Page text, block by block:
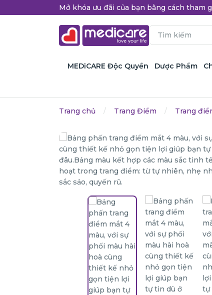
Mở khóa ưu đãi của bạn bằng cách tham
MEDiCARE Độc Quyền Dược Phẩm
Trang chủ Trang Điểm Trang